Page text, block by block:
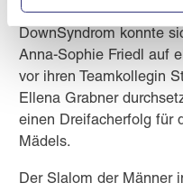
dem Programm. Bei
DownSyndrom konnte
Anna-Sophie Friedl auf
vor ihren Teamkollegin
Ellena Grabner
einen Dreifacherfolg für
Mädels.
Der Slalom der Männer